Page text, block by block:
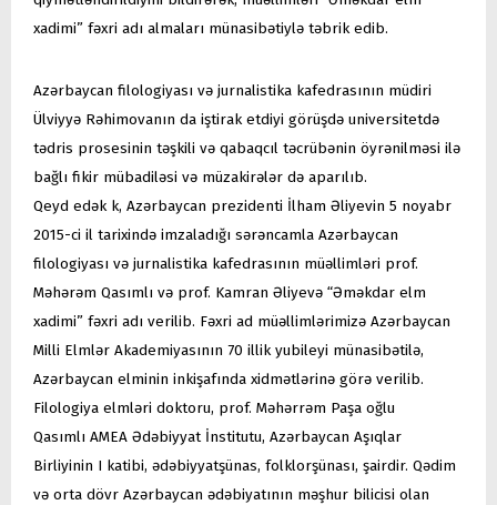
xadimi” fəxri adı almaları münasibətiylə təbrik edib.
Azərbaycan filologiyası və jurnalistika kafedrasının müdiri
Ülviyyə Rəhimovanın da iştirak etdiyi görüşdə universitetdə
tədris prosesinin təşkili və qabaqcıl təcrübənin öyrənilməsi ilə
bağlı fikir mübadiləsi və müzakirələr də aparılıb.
Qeyd edək k, Azərbaycan prezidenti İlham Əliyevin 5 noyabr
2015-ci il tarixində imzaladığı sərəncamla Azərbaycan
filologiyası və jurnalistika kafedrasının müəllimləri prof.
Məhərəm Qasımlı və prof. Kamran Əliyevə “Əməkdar elm
xadimi” fəxri adı verilib. Fəxri ad müəllimlərimizə Azərbaycan
Milli Elmlər Akademiyasının 70 illik yubileyi münasibətilə,
Azərbaycan elminin inkişafında xidmətlərinə görə verilib.
Filologiya elmləri doktoru, prof. Məhərrəm Paşa oğlu
Qasımlı AMEA Ədəbiyyat İnstitutu, Azərbaycan Aşıqlar
Birliyinin I katibi, ədəbiyyatşünas, folklorşünası, şairdir. Qədim
və orta dövr Azərbaycan ədəbiyatının məşhur bilicisi olan